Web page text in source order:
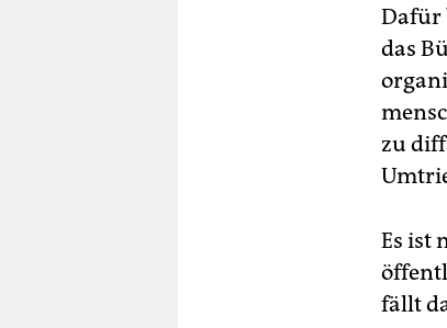
Dafür
das
zu
Es ist
fällt